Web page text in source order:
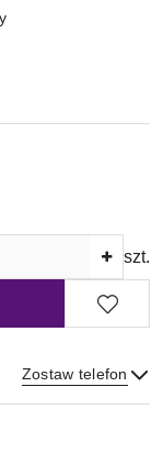
szt.
Zostaw telefon